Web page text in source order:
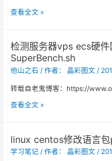
装
程
WordPress
静
态
设
置
法
查看全文 »
检测服务器vps ecs硬
SuperBench.sh
他山之石 / 作者： 晶彩图文 /
转载自老鬼博客：https://
检
务
器
查看全文 »
linux centos修改语言包
学习笔记 / 作者： 晶彩图文 /